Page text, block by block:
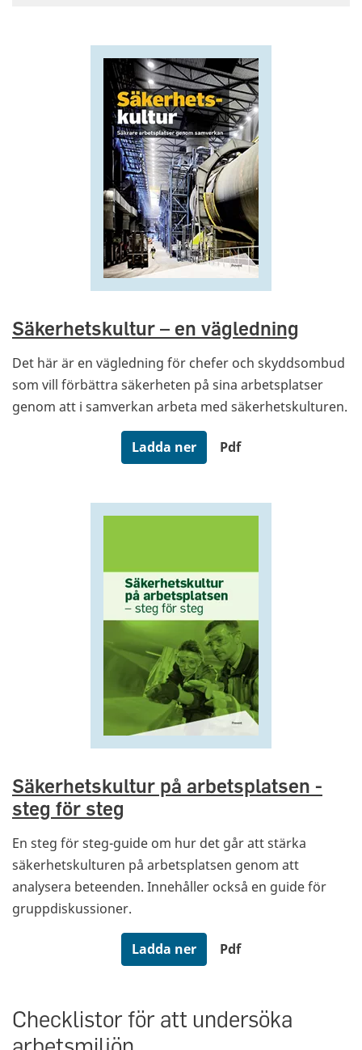
Säkerhetskultur – en vägledning
Det här är en vägledning för chefer och skyddsombud
som vill förbättra säkerheten på sina arbetsplatser
genom att i samverkan arbeta med säkerhetskulturen.
Ladda ner Pdf
Säkerhetskultur på arbetsplatsen -
steg för steg
En steg för steg-guide om hur det går att stärka
säkerhetskulturen på arbetsplatsen genom att
analysera beteenden. Innehåller också en guide för
gruppdiskussioner.
Ladda ner Pdf
Checklistor för att undersöka